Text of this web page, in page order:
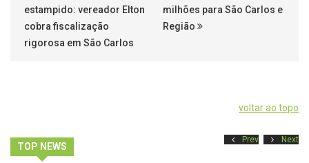
estampido: vereador Elton
cobra fiscalização
rigorosa em São Carlos
milhões para São Carlos e
Região
voltar ao topo
TOP NEWS
Prev Next